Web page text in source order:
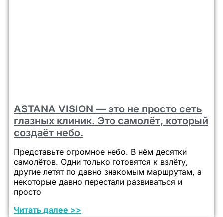
ASTANA VISION — это не просто сеть
глазных клиник. Это самолёт, который
создаёт небо.
Представьте огромное небо. В нём десятки
самолётов. Одни только готовятся к взлёту,
другие летят по давно знакомым маршрутам, а
некоторые давно перестали развиваться и
просто
Читать далее >>